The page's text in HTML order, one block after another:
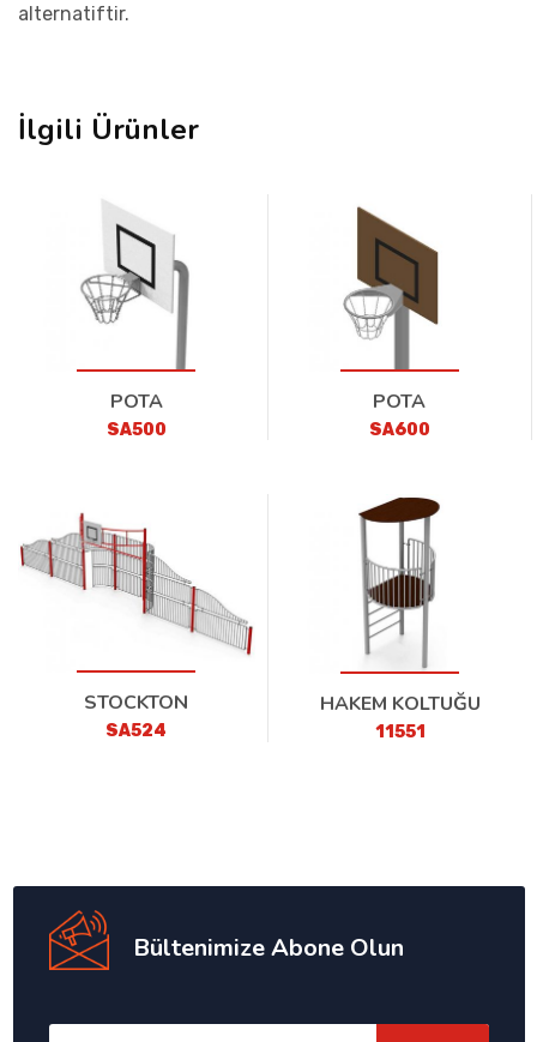
alternatiftir.
İlgili Ürünler
POTA
SA500
POTA
SA600
STOCKTON
SA524
HAKEM KOLTUĞU
11551
Bültenimize Abone Olun